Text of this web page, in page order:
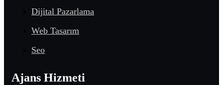
Dijital Pazarlama
Web Tasarım
Seo
Ajans Hizmeti